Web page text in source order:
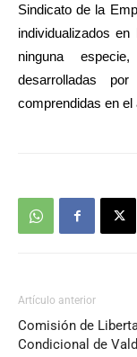
Sindicato de la
individualizados
ninguna
desarrolladas
comprendidas en el
Artículo anterior
Comisión de
Condicional de